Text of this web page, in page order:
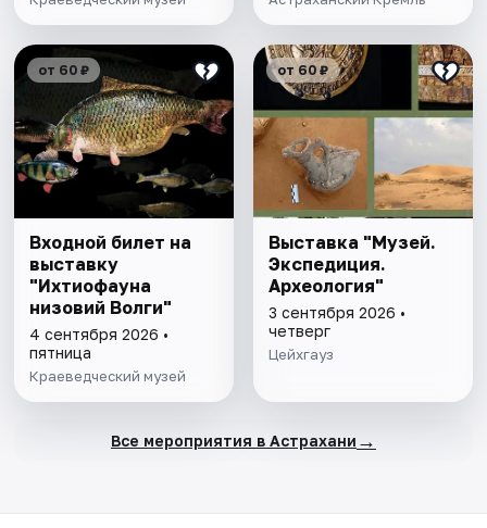
от 60 ₽
Входной билет на
выставку
"Ихтиофауна
низовий Волги"
4 сентября 2026 •
пятница
Краеведческий музей
от 60 ₽
Выставка "Музей.
Экспедиция.
Археология"
3 сентября 2026 •
четверг
Цейхгауз
Все мероприятия в Астрахани →